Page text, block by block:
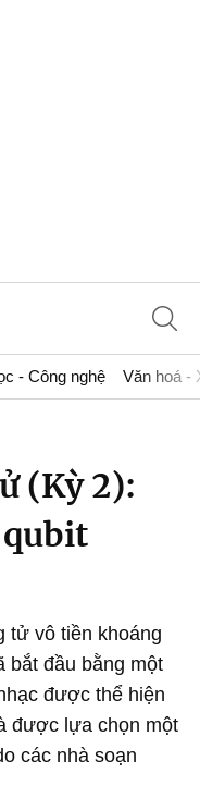
- Công nghệ Văn hoá -
(Kỳ 2):
tử vô tiền khoáng
bắt đầu bằng một
được thể hiện
được lựa chọn một
các nhà soạn